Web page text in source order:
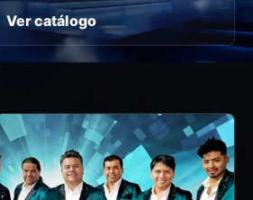
Ver catálogo